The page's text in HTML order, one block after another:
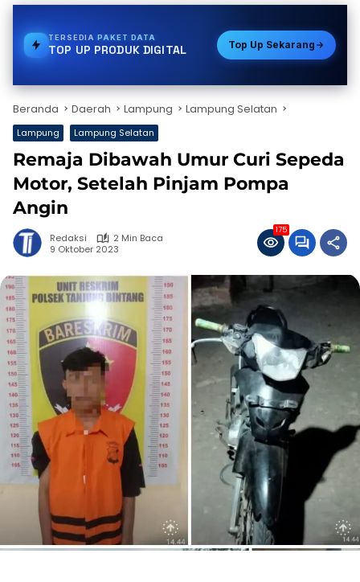
TERSEDIAPULSA
TOP UP PRODUK DIGITAL Top Up Sekarang
Beranda Daerah Lampung Lampung Selatan
Lampung Lampung Selatan
Remaja Dibawah Umur Curi Sepeda
Motor, Setelah Pinjam Pompa
Angin
Redaksi
2 Min Baca
9 Oktober 2023
175